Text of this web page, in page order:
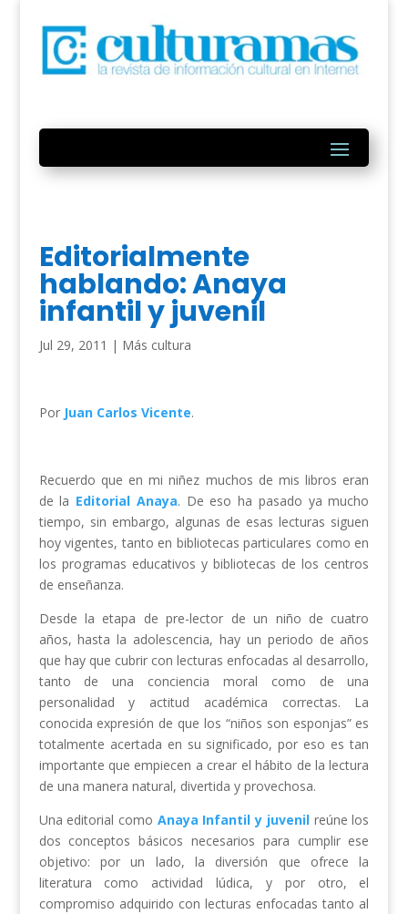
Editorialmente
hablando: Anaya
infantil y juvenil
Jul 29, 2011 | Más cultura
Por Juan Carlos Vicente.
Recuerdo que en mi niñez muchos de mis libros eran
de la Editorial Anaya. De eso ha pasado ya mucho
tiempo, sin embargo, algunas de esas lecturas siguen
hoy vigentes, tanto en bibliotecas particulares como en
los programas educativos y bibliotecas de los centros
de enseñanza.
Desde la etapa de pre-lector de un niño de cuatro
años, hasta la adolescencia, hay un periodo de años
que hay que cubrir con lecturas enfocadas al desarrollo,
tanto de una conciencia moral como de una
personalidad y actitud académica correctas. La
conocida expresión de que los “niños son esponjas” es
totalmente acertada en su significado, por eso es tan
importante que empiecen a crear el hábito de la lectura
de una manera natural, divertida y provechosa.
Una editorial como Anaya Infantil y juvenil reúne los
dos conceptos básicos necesarios para cumplir ese
objetivo: por un lado, la diversión que ofrece la
literatura como actividad lúdica, y por otro, el
compromiso adquirido con lecturas enfocadas tanto al